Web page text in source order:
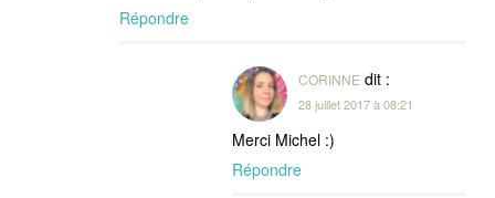
Répondre
CORINNE dit :
28 juillet 2017 à 08:21
Merci Michel :)
Répondre